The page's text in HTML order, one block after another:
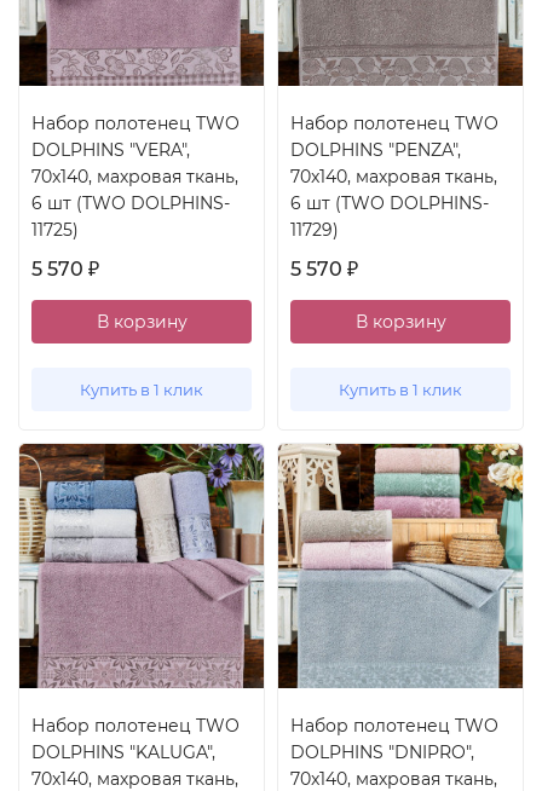
Набор полотенец TWO
DOLPHINS "VERA",
70x140, махровая ткань,
6 шт (TWO DOLPHINS-
11725)
5 570 ₽
В корзину
Купить в 1 клик
Набор полотенец TWO
DOLPHINS "PENZA",
70x140, махровая ткань,
6 шт (TWO DOLPHINS-
11729)
5 570 ₽
В корзину
Купить в 1 клик
Набор полотенец TWO
DOLPHINS "KALUGA",
70x140, махровая ткань,
Набор полотенец TWO
DOLPHINS "DNIPRO",
70x140, махровая ткань,